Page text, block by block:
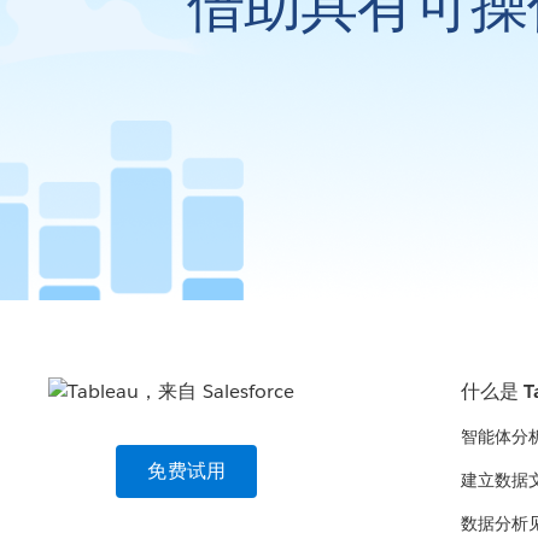
免费试用
什么是
智能体分
建立数据
数据分析